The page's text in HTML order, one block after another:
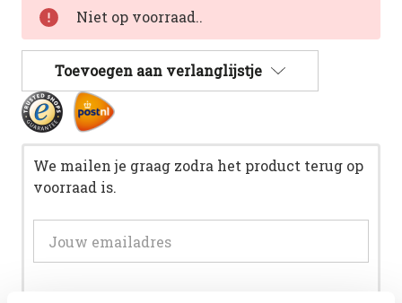
voorraad: Niet op voorraad..
Toevoegen aan verlanglijstje
We mailen je graag zodra het product terug op
voorraad is.